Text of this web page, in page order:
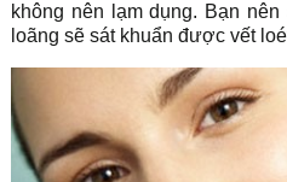
không nên lạm dụng. Bạn
loãng sẽ sát khuẩn được vết